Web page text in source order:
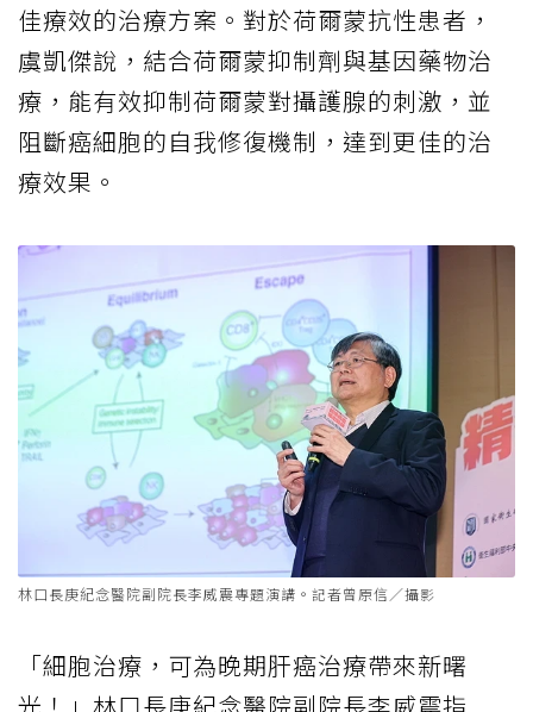
佳療效的治療方案。對於荷爾蒙抗性患者，
虞凱傑說，結合荷爾蒙抑制劑與基因藥物治
療，能有效抑制荷爾蒙對攝護腺的刺激，並
阻斷癌細胞的自我修復機制，達到更佳的治
療效果。
林口長庚紀念醫院副院長李威震專題演講。記者曾原信／攝影
「細胞治療，可為晚期肝癌治療帶來新曙